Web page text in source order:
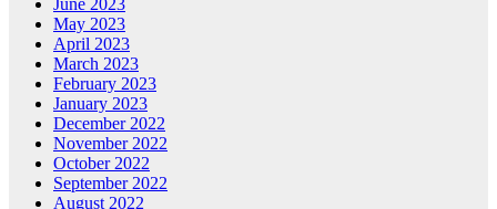
June 2023
May 2023
April 2023
March 2023
February 2023
January 2023
December 2022
November 2022
October 2022
September 2022
August 2022